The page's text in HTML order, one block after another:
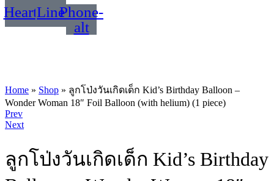
HeartLinePhone-
alt
Home » Shop » ลูกโป่งวันเกิดเด็ก Kid’s Birthday Balloon –
Wonder Woman 18″ Foil Balloon (with helium) (1 piece)
Product
navigation
Prev
Next
ลูกโป่งวันเกิดเด็ก Kid’s Birthday